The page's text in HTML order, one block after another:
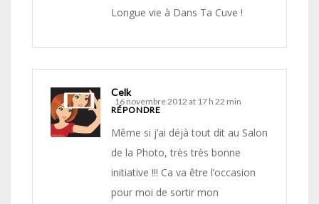
Longue vie à Dans Ta Cuve !
Celk
16 novembre 2012 at 17 h 22 min
RÉPONDRE
Même si j’ai déjà tout dit au Salon
de la Photo, très très bonne
initiative !!! Ca va être l’occasion
pour moi de sortir mon